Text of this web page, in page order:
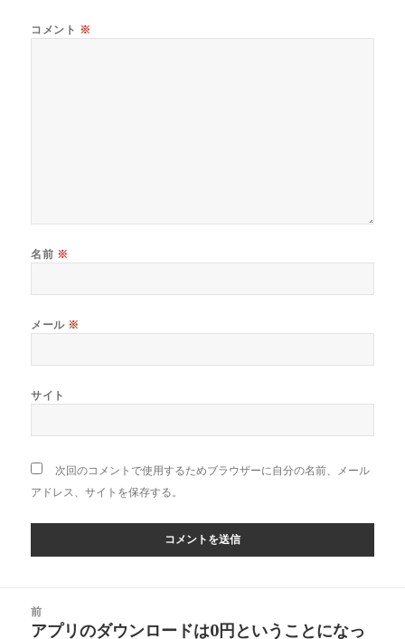
コメント ※
名前 ※
メール ※
サイト
次回のコメントで使用するためブラウザーに自分の名前、メール
アドレス、サイトを保存する。
前
前
アプリのダウンロードは0円ということになっ